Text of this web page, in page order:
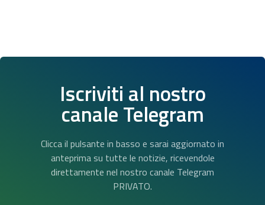
Iscriviti al nostro
canale Telegram
Clicca il pulsante in basso e sarai aggiornato in
anteprima su tutte le notizie, ricevendole
direttamente nel nostro canale Telegram
PRIVATO.